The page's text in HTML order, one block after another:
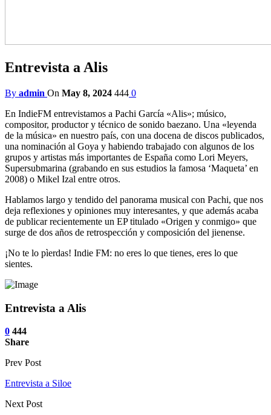
Entrevista a Alis
By admin On May 8, 2024 444 0
En IndieFM entrevistamos a Pachi García «Alis»; músico,
compositor, productor y técnico de sonido baezano. Una «leyenda
de la música» en nuestro país, con una docena de discos publicados,
una nominación al Goya y habiendo trabajado con algunos de los
grupos y artistas más importantes de España como Lori Meyers,
Supersubmarina (grabando en sus estudios la famosa ‘Maqueta’ en
2008) o Mikel Izal entre otros.
Hablamos largo y tendido del panorama musical con Pachi, que nos
deja reflexiones y opiniones muy interesantes, y que además acaba
de publicar recientemente un EP titulado «Origen y conmigo» que
surge de dos años de retrospección y composición del jienense.
¡No te lo pìerdas! Indie FM: no eres lo que tienes, eres lo que
sientes.
Entrevista a Alis
0 444
Share
Prev Post
Entrevista a Siloe
Next Post